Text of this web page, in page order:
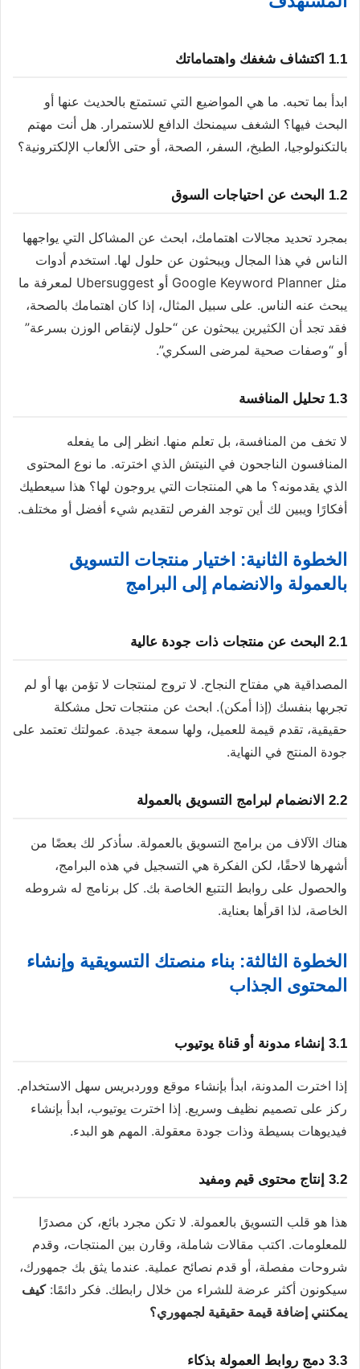
1.1 اكتشاف شغفك واهتماماتك
ابدأ بما تحبه. ما هي المواضيع التي تستمتع بالحديث عنها أو
البحث فيها؟ الشغف سيمنحك الدافع للاستمرار. هل أنت مهتم
بالتكنولوجيا، الطبخ، السفر، الصحة، أو حتى الألعاب الإلكترونية؟
1.2 البحث عن احتياجات السوق
بمجرد تحديد مجالات اهتمامك، ابحث عن المشاكل التي يواجهها
الناس في هذا المجال ويبحثون عن حلول لها. استخدم أدوات
مثل Google Keyword Planner أو Ubersuggest لمعرفة ما
يبحث عنه الناس. على سبيل المثال، إذا كان اهتمامك بالصحة،
فقد تجد أن الكثيرين يبحثون عن “حلول لإنقاص الوزن بسرعة”
أو “وصفات صحية لمرضى السكري”.
1.3 تحليل المنافسة
لا تخف من المنافسة، بل تعلم منها. انظر إلى ما يفعله
المنافسون الناجحون في النيتش الذي اخترته. ما نوع المحتوى
الذي يقدمونه؟ ما هي المنتجات التي يروجون لها؟ هذا سيعطيك
أفكارًا ويبين لك أين توجد الفرص لتقديم شيء أفضل أو مختلف.
الخطوة الثانية: اختيار منتجات التسويق
بالعمولة والانضمام إلى البرامج
2.1 البحث عن منتجات ذات جودة عالية
المصداقية هي مفتاح النجاح. لا تروج لمنتجات لا تؤمن بها أو لم
تجربها بنفسك (إذا أمكن). ابحث عن منتجات تحل مشكلة
حقيقية، تقدم قيمة للعميل، ولها سمعة جيدة. عمولتك تعتمد على
جودة المنتج في النهاية.
2.2 الانضمام لبرامج التسويق بالعمولة
هناك الآلاف من برامج التسويق بالعمولة. سأذكر لك بعضًا من
أشهرها لاحقًا، لكن الفكرة هي التسجيل في هذه البرامج،
والحصول على روابط التتبع الخاصة بك. كل برنامج له شروطه
الخاصة، لذا اقرأها بعناية.
الخطوة الثالثة: بناء منصتك التسويقية وإنشاء
المحتوى الجذاب
3.1 إنشاء مدونة أو قناة يوتيوب
إذا اخترت المدونة، ابدأ بإنشاء موقع ووردبريس سهل الاستخدام.
ركز على تصميم نظيف وسريع. إذا اخترت يوتيوب، ابدأ بإنشاء
فيديوهات بسيطة وذات جودة معقولة. المهم هو البدء.
3.2 إنتاج محتوى قيم ومفيد
هذا هو قلب التسويق بالعمولة. لا تكن مجرد بائع، كن مصدرًا
للمعلومات. اكتب مقالات شاملة، وقارن بين المنتجات، وقدم
شروحات مفصلة، أو قدم نصائح عملية. عندما يثق بك جمهورك،
سيكونون أكثر عرضة للشراء من خلال رابطك. فكر دائمًا:كيف
يمكنني إضافة قيمة حقيقية لجمهوري؟
3.3 دمج روابط العمولة بذكاء